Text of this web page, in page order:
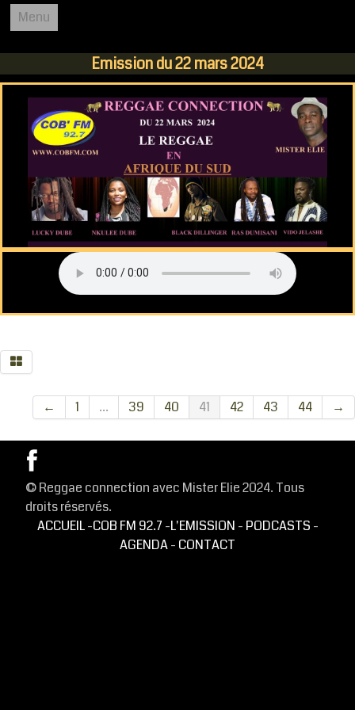
Menu
REGGAE CONNECTION
ACCUEIL
COB FM 92.7
L'EMISSION
PODCASTS
CONTACT
Emission du 22 mars 2024
← 1 ... 39 40 41 42 43 44 →
© Reggae connection avec Mister Elie 2024. Tous
droits réservés.
ACCUEIL-COB FM 92.7 -L'EMISSION - PODCASTS -
AGENDA- CONTACT